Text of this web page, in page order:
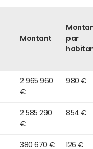
Montant
par
2 965 960
€
980 €
2 585 290
€
854 €
380 670 € 126 €